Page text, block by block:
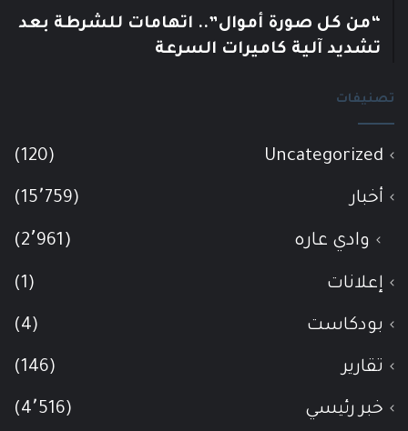
“من كل صورة أموال”.. اتهامات للشرطة بعد
تشديد آلية كاميرات السرعة
تصنيفات
Uncategorized
(120)
أخبار (15٬759)
وادي عاره (2٬961)
إعلانات (1)
بودكاست (4)
تقارير (146)
خبر رئيسي (4٬516)